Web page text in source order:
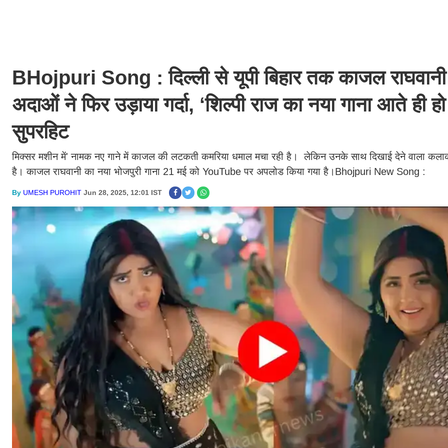
BHojpuri Song : दिल्ली से यूपी बिहार तक काजल
अदाओं ने फिर उड़ाया गर्दा, ‘शिल्पी राज का नया गाना आते ही
सुपरहिट
मिक्सर मशीन में' नामक नए गाने में काजल की लटकती कमरिया धमाल मचा रही है। लेकिन उनके साथ दिखाई देने वाला
है। काजल राघवानी का नया भोजपुरी गाना 21 मई को YouTube पर अपलोड किया गया है।Bhojpuri New Song :
By UMESH PUROHIT Jun 28, 2025, 12:01 IST